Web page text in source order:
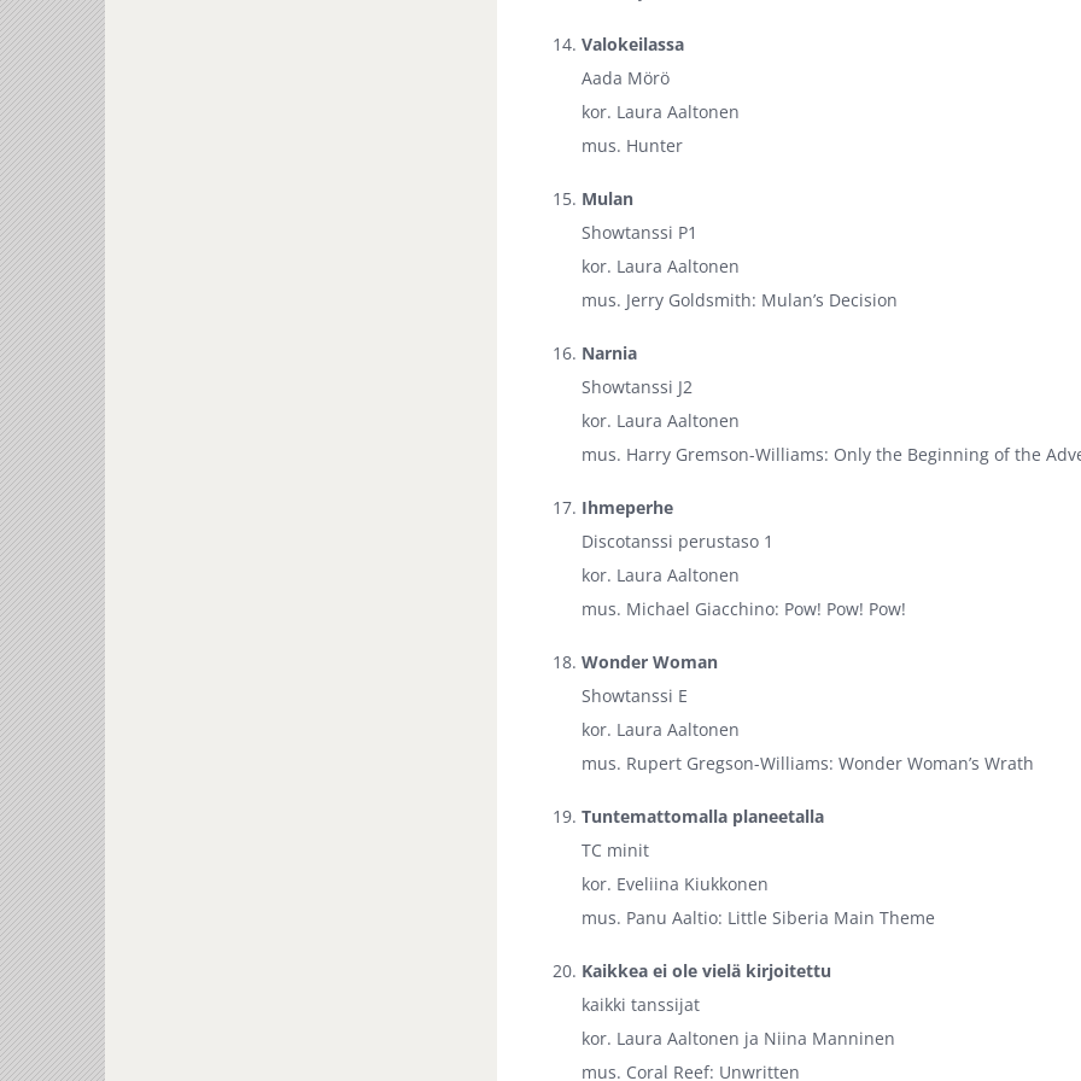
Valokeilassa
Aada Mörö
kor. Laura Aaltonen
mus. Hunter
Mulan
Showtanssi P1
kor. Laura Aaltonen
mus. Jerry Goldsmith: Mulan’s Decision
Narnia
Showtanssi J2
kor. Laura Aaltonen
mus. Harry Gremson-Williams: Only the Beginning of the
Ihmeperhe
Discotanssi perustaso 1
kor. Laura Aaltonen
mus. Michael Giacchino: Pow! Pow! Pow!
Wonder Woman
Showtanssi E
kor. Laura Aaltonen
mus. Rupert Gregson-Williams: Wonder Woman’s Wrath
Tuntemattomalla planeetalla
TC minit
kor. Eveliina Kiukkonen
mus. Panu Aaltio: Little Siberia Main Theme
Kaikkea ei ole vielä kirjoitettu
kaikki tanssijat
kor. Laura Aaltonen ja Niina Manninen
mus. Coral Reef: Unwritten